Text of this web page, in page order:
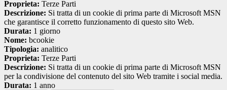
Proprieta: Terze Parti
Descrizione: Si tratta di un cookie di prima parte di Microsoft MSN
che garantisce il corretto funzionamento di questo sito Web.
Durata: 1 giorno
Nome: bcookie
Tipologia: analitico
Proprieta: Terze Parti
Descrizione: Si tratta di un cookie di prima parte di Microsoft MSN
per la condivisione del contenuto del sito Web tramite i social media.
Durata: 1 anno